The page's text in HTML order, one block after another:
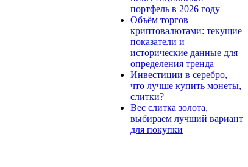
портфель в 2026 году
Объём торгов
криптовалютами: текущие
показатели и
исторические данные для
определения тренда
Инвестиции в серебро,
что лучше купить монеты,
слитки?
Вес слитка золота,
выбираем лучший вариант
для покупки